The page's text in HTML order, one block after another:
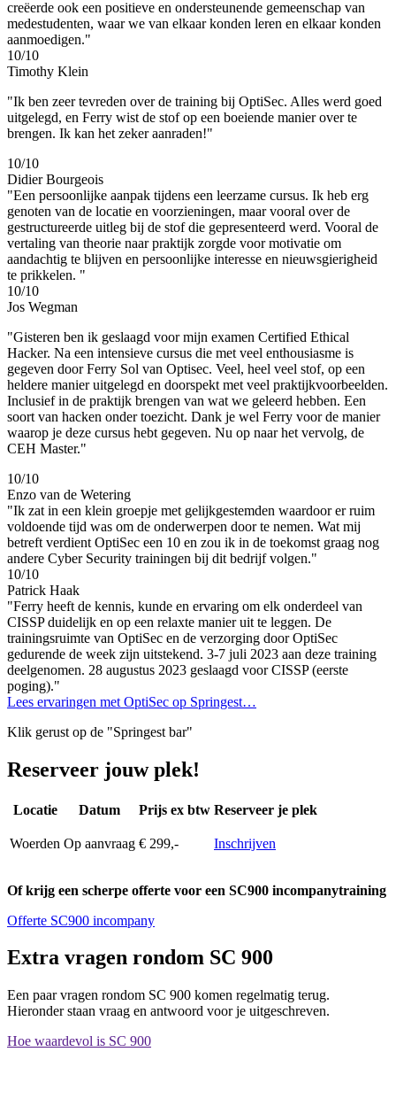
creëerde ook een positieve en ondersteunende gemeenschap van
medestudenten, waar we van elkaar konden leren en elkaar konden
aanmoedigen."
10/10
Timothy Klein
"Ik ben zeer tevreden over de training bij OptiSec. Alles werd goed
uitgelegd, en Ferry wist de stof op een boeiende manier over te
brengen. Ik kan het zeker aanraden!"
10/10
Didier Bourgeois
"Een persoonlijke aanpak tijdens een leerzame cursus. Ik heb erg
genoten van de locatie en voorzieningen, maar vooral over de
gestructureerde uitleg bij de stof die gepresenteerd werd. Vooral de
vertaling van theorie naar praktijk zorgde voor motivatie om
aandachtig te blijven en persoonlijke interesse en nieuwsgierigheid
te prikkelen. "
10/10
Jos Wegman
"Gisteren ben ik geslaagd voor mijn examen Certified Ethical
Hacker. Na een intensieve cursus die met veel enthousiasme is
gegeven door Ferry Sol van Optisec. Veel, heel veel stof, op een
heldere manier uitgelegd en doorspekt met veel praktijkvoorbeelden.
Inclusief in de praktijk brengen van wat we geleerd hebben. Een
soort van hacken onder toezicht. Dank je wel Ferry voor de manier
waarop je deze cursus hebt gegeven. Nu op naar het vervolg, de
CEH Master."
10/10
Enzo van de Wetering
"Ik zat in een klein groepje met gelijkgestemden waardoor er ruim
voldoende tijd was om de onderwerpen door te nemen. Wat mij
betreft verdient OptiSec een 10 en zou ik in de toekomst graag nog
andere Cyber Security trainingen bij dit bedrijf volgen."
10/10
Patrick Haak
"Ferry heeft de kennis, kunde en ervaring om elk onderdeel van
CISSP duidelijk en op een relaxte manier uit te leggen. De
trainingsruimte van OptiSec en de verzorging door OptiSec
gedurende de week zijn uitstekend. 3-7 juli 2023 aan deze training
deelgenomen. 28 augustus 2023 geslaagd voor CISSP (eerste
poging)."
Lees ervaringen met OptiSec op Springest…
Klik gerust op de "Springest bar"
Reserveer jouw plek!
Locatie Datum Prijs ex btw Reserveer je plek
Woerden Op aanvraag € 299,- Inschrijven
Of krijg een scherpe offerte voor een SC900 incompanytraining
Offerte SC900 incompany
Extra vragen rondom SC 900
Een paar vragen rondom SC 900 komen regelmatig terug.
Hieronder staan vraag en antwoord voor je uitgeschreven.
Hoe waardevol is SC 900